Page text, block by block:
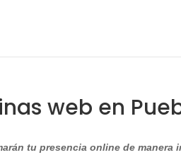
web en
tu presencia online de manera